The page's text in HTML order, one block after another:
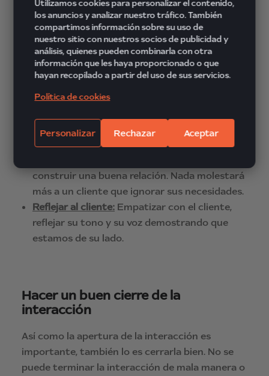
formas fáciles de establecer una buena relación
y demostrar esta conexión.
Romper el hielo:los primeros segundos de
cada llamada son esenciales, por lo que es
importante romper el hielo al principio y
desarmar al cliente, si llama enfadado, por
distendido, para hacer más fácil la
comunicación.
construir una buena relación. Nada molestará
más a un cliente que ignorar sus necesidades.
Reflejar al cliente: Empatizar con el cliente,
reflejar su tono y su voz demostrando que
estamos de su lado.
Hacer un buen cierre de la
interacción
Así como la apertura de la interacción es
importante, también lo es cerrarla bien. No se
puede terminar la interacción de mala manera o
Utilizamos cookies para personalizar el contenido,
los anuncios y analizar nuestro tráfico. También
compartimos información sobre su uso de
nuestro sitio con nuestros socios de publicidad y
análisis, quienes pueden combinarla con otra
información que les haya proporcionado o que
hayan recopilado a partir del uso de sus servicios.
Política de cookies
Personalizar Rechazar Aceptar